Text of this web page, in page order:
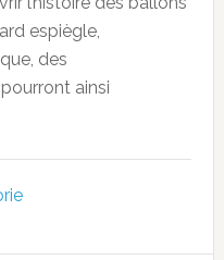
espiègle,
des
ainsi